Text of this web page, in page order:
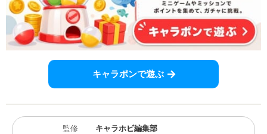
キャラポンで遊ぶ
監修 キャラホビ編集部